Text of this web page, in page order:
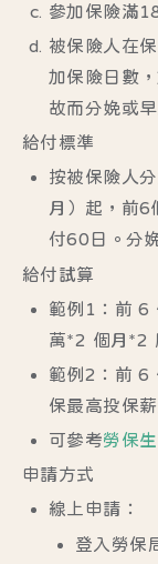
參加保險滿
被保險人在
加保險日數
故而分娩或早
給付標準
按被保險人
月）起，前6
付60日。分
給付試算
範例1：前 6
萬*2 個月*2
範例2：前 6
保最高投保
可參考勞保
申請方式
線上申請：
登入勞保